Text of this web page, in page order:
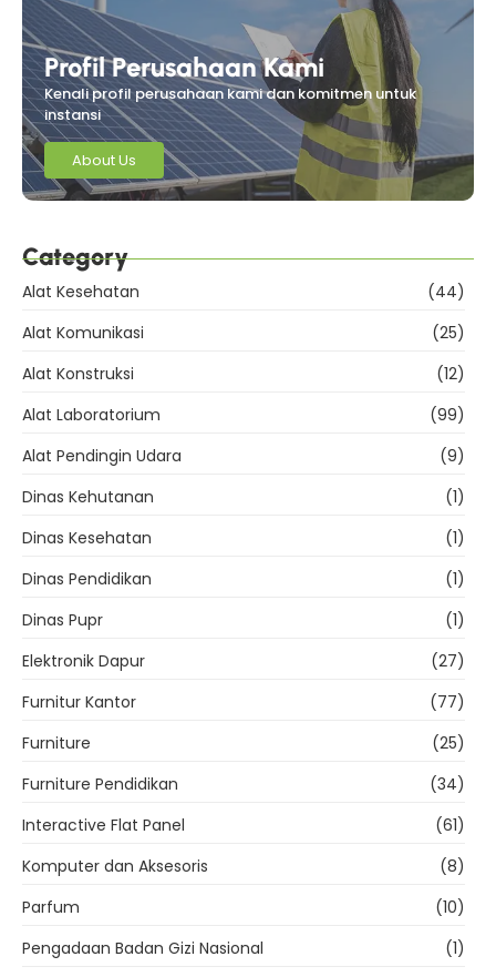
Profil Perusahaan Kami
Kenali profil perusahaan kami dan komitmen untuk
instansi
About Us
Category
Alat Kesehatan
(44)
Alat Komunikasi
(25)
Alat Konstruksi
(12)
Alat Laboratorium
(99)
Alat Pendingin Udara
(9)
Dinas Kehutanan
(1)
Dinas Kesehatan
(1)
Dinas Pendidikan
(1)
Dinas Pupr
(1)
Elektronik Dapur
(27)
Furnitur Kantor
(77)
Furniture
(25)
Furniture Pendidikan
(34)
Interactive Flat Panel
(61)
Komputer dan Aksesoris
(8)
Parfum
(10)
Pengadaan Badan Gizi Nasional
(1)